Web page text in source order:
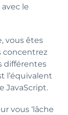
le
vous êtes
concentrez
différentes
l’équivalent
JavaScript.
vous ‘lâche